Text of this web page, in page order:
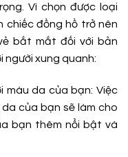
Vì chọn được loại
chiếc đồng hồ trở nên
bắt mắt đối với bản
người xung quanh:
màu da của bạn: Việc
của bạn sẽ làm cho
bạn thêm nổi bật và